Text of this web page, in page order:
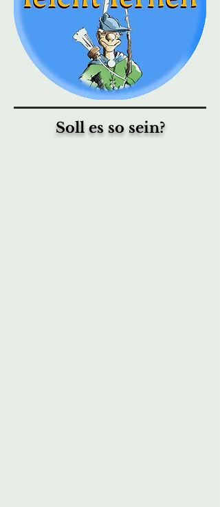
Soll es so sein?